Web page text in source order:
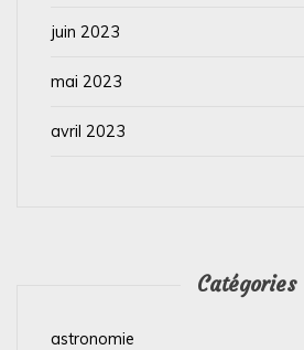
juin 2023
mai 2023
avril 2023
Catégories
astronomie